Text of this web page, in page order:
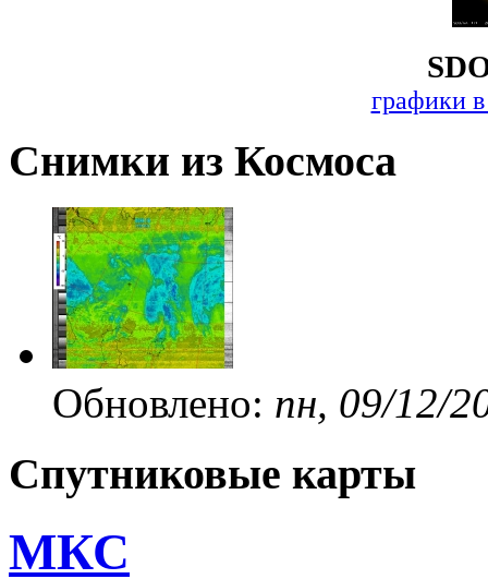
графики
Снимки из Космоса
Обновлено: пн, 09/12/
Спутниковые карты
МКС